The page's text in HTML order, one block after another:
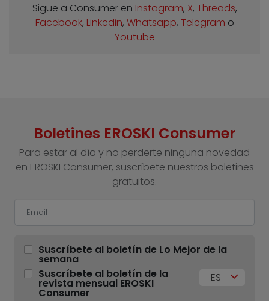
Sigue a Consumer en Instagram, X, Threads,
Facebook, Linkedin, Whatsapp, Telegram o
Youtube
Boletines EROSKI Consumer
Para estar al día y no perderte ninguna novedad
en EROSKI Consumer, suscríbete nuestros boletines
gratuitos.
Suscríbete al boletín de Lo Mejor de la
semana
Suscríbete al boletín de la
revista mensual EROSKI
Consumer
ES